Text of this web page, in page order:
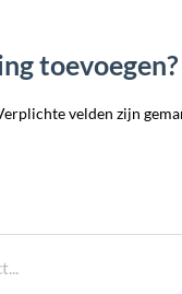
toevoegen?
velden zijn